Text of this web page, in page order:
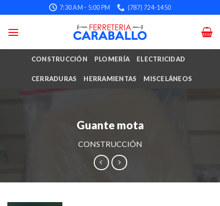
to
content
7:30 AM - 5:00 PM (787) 724-1450
CONSTRUCCIÓN PLOMERÍA ELECTRICIDAD
CERRADURAS HERRAMIENTAS MISCELÁNEOS
Guante mota
CONSTRUCCIÓN